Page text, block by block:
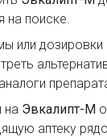
на поиске.
или дозировки
на Эвкалипт-М
аптеку